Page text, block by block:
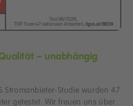
– unabhängig
Stromanbieter-Studie wurden 47
getestet. Wir freuen uns über